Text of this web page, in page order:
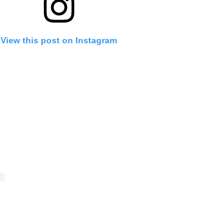
View this post on Instagram